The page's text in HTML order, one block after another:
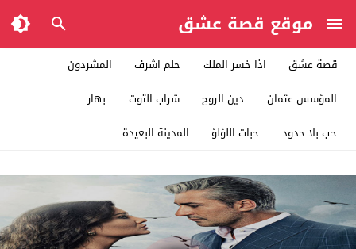
موقع قصة عشق
قصة عشق اذا خسر الملك حلم اشرف
المشردون
المؤسس عثمان
دين الروح شراب التوت
بهار
حب بلا حدود
حبات اللؤلؤ المدينة البعيدة